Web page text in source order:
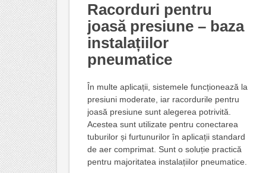
Racorduri pentru
joasă presiune – baza
instalațiilor
pneumatice
În multe aplicații, sistemele funcționează la
presiuni moderate, iar racordurile pentru
joasă presiune sunt alegerea potrivită.
Acestea sunt utilizate pentru conectarea
tuburilor și furtunurilor în aplicații standard
de aer comprimat. Sunt o soluție practică
pentru majoritatea instalațiilor pneumatice.